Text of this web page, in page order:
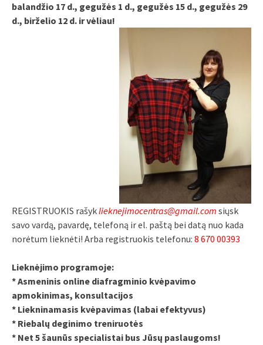
balandžio 17 d., gegužės 1 d., gegužės 15 d., gegužės 29
d., birželio 12 d. ir vėliau!
REGISTRUOKIS rašyklieknejimocentras@gmail.com siųsk
savo vardą, pavardę, telefoną ir el. paštą bei datą nuo kada
norėtum lieknėti! Arba registruokis telefonu: 8 670 00393
Lieknėjimo programoje:
* Asmeninis online diafragminio kvėpavimo
apmokinimas, konsultacijos
* Liekninamasis kvėpavimas (labai efektyvus)
* Riebalų deginimo treniruotės
* Net 5 šaunūs specialistai bus Jūsų paslaugoms!